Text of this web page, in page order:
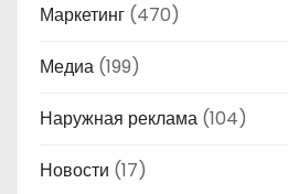
Маркетинг (470)
Медиа (199)
Наружная реклама (104)
Новости (17)